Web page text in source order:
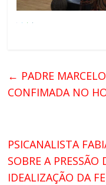
← PADRE
CONFIMADA NO
PSICANALISTA
SOBRE A PRESSÃO
IDEALIZAÇÃO DA